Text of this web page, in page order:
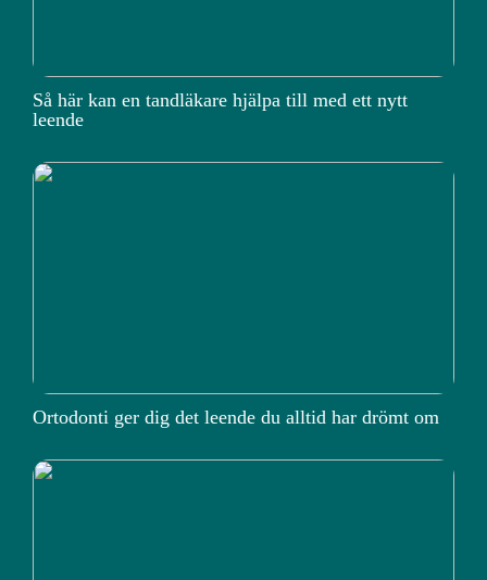
Så här kan en tandläkare hjälpa till med ett nytt
leende
Ortodonti ger dig det leende du alltid har drömt om